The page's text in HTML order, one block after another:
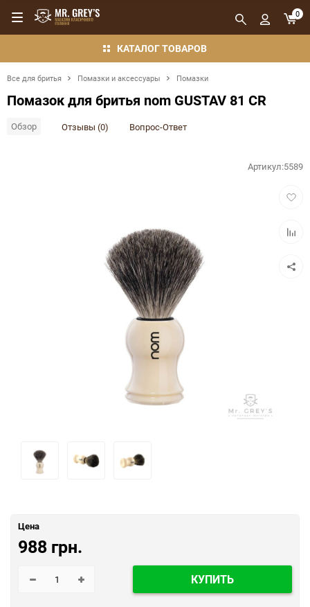
КАТАЛОГ ТОВАРОВ
0
Все для бритья Помазки и аксессуары Помазки
Помазок для бритья nom GUSTAV 81 CR
Обзор Отзывы (0) Вопрос-Ответ
Артикул:5589
Цена
988 грн.
КУПИТЬ